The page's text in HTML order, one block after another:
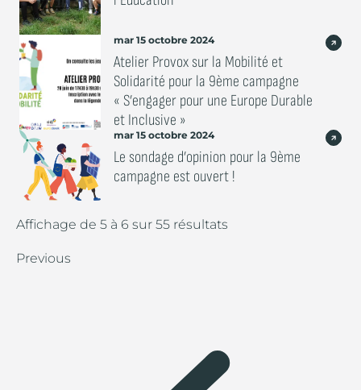
mar 15 octobre 2024
Atelier Provox sur la Mobilité et
Solidarité pour la 9ème campagne
« S’engager pour une Europe Durable
et Inclusive »
mar 15 octobre 2024
Le sondage d’opinion pour la 9ème
campagne est ouvert !
Affichage de 5 à 6 sur 55 résultats
Previous